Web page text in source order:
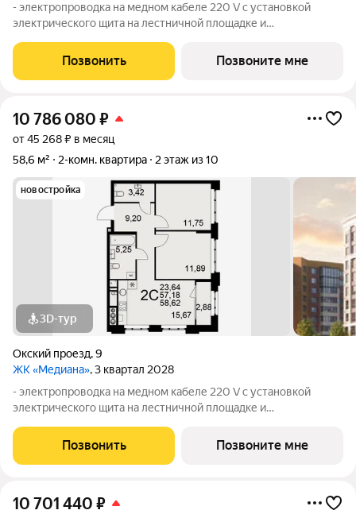
- электропроводка на медном кабеле 220 V с установкой
электрического щита на лестничной площадке и
стен, кроме стен лоджий, откосов дверных и оконных
проемов, ниш прохождения стояков
Позвонить Позвоните мне
10 786 080 ₽
от 45 268 ₽ в месяц
58,6 м²
2-комн. квартира 2 этаж из 10
новостройка
3D-тур
Окский проезд,9
ЖК «Медиана», 3 квартал 2028
- электропроводка на медном кабеле 220 V с установкой
электрического щита на лестничной площадке и
стен, кроме стен лоджий, откосов дверных и оконных
проемов, ниш прохождения стояков
Позвонить Позвоните мне
10 701 440 ₽